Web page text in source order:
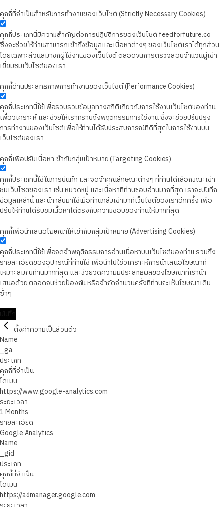
คุกกี้ที่จำเป็นสำหรับการทำงานของเว็บไซต์ (Strictly Necessary Cookies)
คุกกี้ประเภทนี้มีความสำคัญต่อการปฏิบัติการของเว็บไซต์ feedforfuture.co
ซึ่งจะช่วยให้ท่านสามารถเข้าถึงข้อมูลและเนื้อหาต่างๆ ของเว็บไซต์เราได้ทุกส่วน
โดยเฉพาะส่วนสมาชิกผู้ใช้งานของเว็บไซต์ ตลอดจนการตรวจสอบจำนวนผู้เข้า
เยี่ยมชมเว็บไซต์ของเรา
คุกกี้ด้านประสิทธิภาพการทำงานของเว็บไซต์ (Performance Cookies)
คุกกี้ประเภทนี้ใช้เพื่อรวบรวมข้อมูลทางสถิติเกี่ยวกับการใช้งานเว็บไซต์ของท่าน
เพื่อวิเคราะห์ และช่วยให้เราทราบถึงพฤติกรรมการใช้งาน ซึ่งจะช่วยปรับปรุง
การทำงานของเว็บไซต์เพื่อให้ท่านได้รับประสบการณ์ที่ดีที่สุดในการใช้งานบน
เว็บไซต์ของเรา
คุกกี้เพื่อปรับเนื้อหาเข้ากับกลุ่มเป้าหมาย (Targeting Cookies)
คุกกี้ประเภทนี้ใช้ในการบันทึก และจดจำคุณลักษณะต่างๆ ที่ท่านได้เลือกขณะเข้า
ชมเว็บไซต์ของเรา เช่น หมวดหมู่ และเนื้อหาที่ท่านชอบอ่านมากที่สุด เราจะบันทึก
ข้อมูลเหล่านี้ และนำกลับมาใช้เมื่อท่านกลับเข้ามาที่เว็บไซต์ของเราอีกครั้ง เพื่อ
ปรับให้ท่านได้รับชมเนื้อหาได้ตรงกับความชอบของท่านให้มากที่สุด
คุกกี้เพื่อนำเสนอโฆษณาให้เข้ากับกลุ่มเป้าหมาย (Advertising Cookies)
คุกกี้ประเภทนี้ใช้เพื่อจดจำพฤติกรรมการอ่านเนื้อหาบนเว็บไซต์ของท่าน รวมถึง
รายละเอียดของอุปกรณ์ที่ท่านใช้ เพื่อนำไปใช้วิเคราะห์การนำเสนอโฆษณาที่
เหมาะสมกับท่านมากที่สุด และช่วยวัดความมีประสิทธิผลของโฆษณาที่เรานำ
เสนอด้วย ตลอดจนช่วยป้องกัน หรือจำกัดจำนวนครั้งที่ท่านจะเห็นโฆษณาเดิม
ซ้ำๆ
ตั้งค่าความเป็นส่วนตัว
Name
_ga
ประเภท
คุกกี้ที่จำเป็น
โดเมน
https://www.google-analytics.com
ระยะเวลา
1 Months
รายละเอียด
Google Analytics
Name
_gid
ประเภท
คุกกี้ที่จำเป็น
โดเมน
https://admanager.google.com